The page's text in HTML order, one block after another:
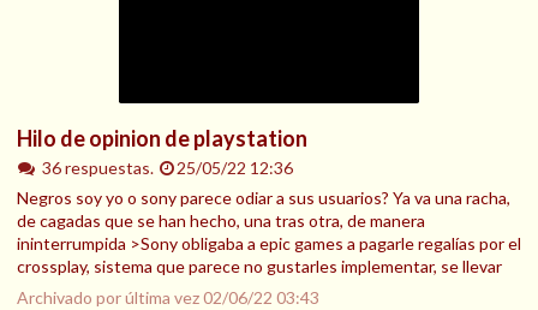
Hilo de opinion de playstation
36 respuestas.
25/05/22 12:36
Negros soy yo o sony parece odiar a sus usuarios? Ya va una racha,
de cagadas que se han hecho, una tras otra, de manera
ininterrumpida >Sony obligaba a epic games a pagarle regalías por el
crossplay, sistema que parece no gustarles implementar, se llevar
Archivado por última vez02/06/22 03:43